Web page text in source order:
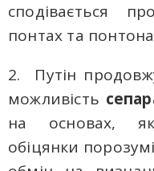
сподівається
понтах та
2. Путін
можливість
на основах,
обіцянки